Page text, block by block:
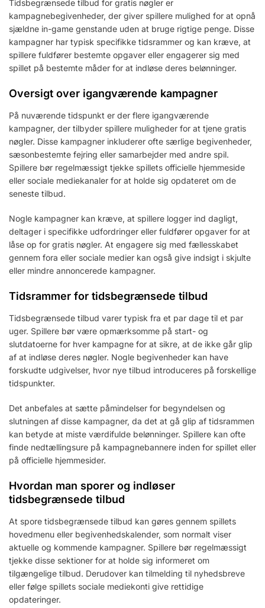
Tidsbegrænsede tilbud for gratis nøgler er
kampagnebegivenheder, der giver spillere mulighed for at opnå
sjældne in-game genstande uden at bruge rigtige penge. Disse
kampagner har typisk specifikke tidsrammer og kan kræve, at
spillere fuldfører bestemte opgaver eller engagerer sig med
spillet på bestemte måder for at indløse deres belønninger.
Oversigt over igangværende kampagner
På nuværende tidspunkt er der flere igangværende
kampagner, der tilbyder spillere muligheder for at tjene gratis
nøgler. Disse kampagner inkluderer ofte særlige begivenheder,
sæsonbestemte fejring eller samarbejder med andre spil.
Spillere bør regelmæssigt tjekke spillets officielle hjemmeside
eller sociale mediekanaler for at holde sig opdateret om de
seneste tilbud.
Nogle kampagner kan kræve, at spillere logger ind dagligt,
deltager i specifikke udfordringer eller fuldfører opgaver for at
låse op for gratis nøgler. At engagere sig med fællesskabet
gennem fora eller sociale medier kan også give indsigt i skjulte
eller mindre annoncerede kampagner.
Tidsrammer for tidsbegrænsede tilbud
Tidsbegrænsede tilbud varer typisk fra et par dage til et par
uger. Spillere bør være opmærksomme på start- og
slutdatoerne for hver kampagne for at sikre, at de ikke går glip
af at indløse deres nøgler. Nogle begivenheder kan have
forskudte udgivelser, hvor nye tilbud introduceres på forskellige
tidspunkter.
Det anbefales at sætte påmindelser for begyndelsen og
slutningen af disse kampagner, da det at gå glip af tidsrammen
kan betyde at miste værdifulde belønninger. Spillere kan ofte
finde nedtællingsure på kampagnebannere inden for spillet eller
på officielle hjemmesider.
Hvordan man sporer og indløser
tidsbegrænsede tilbud
At spore tidsbegrænsede tilbud kan gøres gennem spillets
hovedmenu eller begivenhedskalender, som normalt viser
aktuelle og kommende kampagner. Spillere bør regelmæssigt
tjekke disse sektioner for at holde sig informeret om
tilgængelige tilbud. Derudover kan tilmelding til nyhedsbreve
eller følge spillets sociale mediekonti give rettidige
opdateringer.